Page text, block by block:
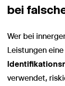
bei
Wer bei
Leistungen eine
verwendet,